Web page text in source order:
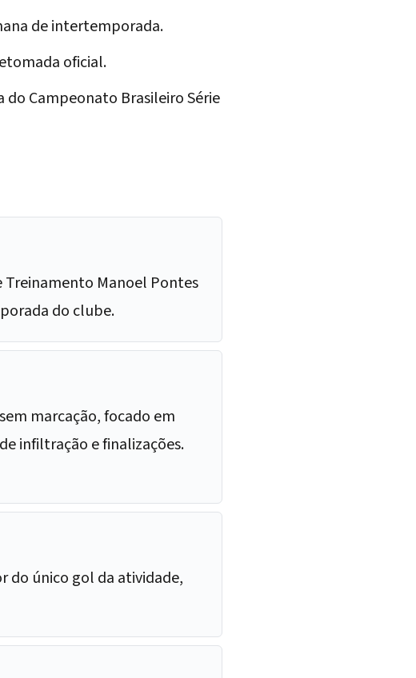
de intertemporada.
oficial.
do Campeonato Brasileiro Série
Treinamento Manoel Pontes
do clube.
marcação, focado em
infiltração e finalizações.
do único gol da atividade,